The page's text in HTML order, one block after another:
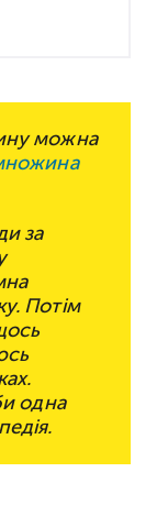
можна
за
Потім
одна